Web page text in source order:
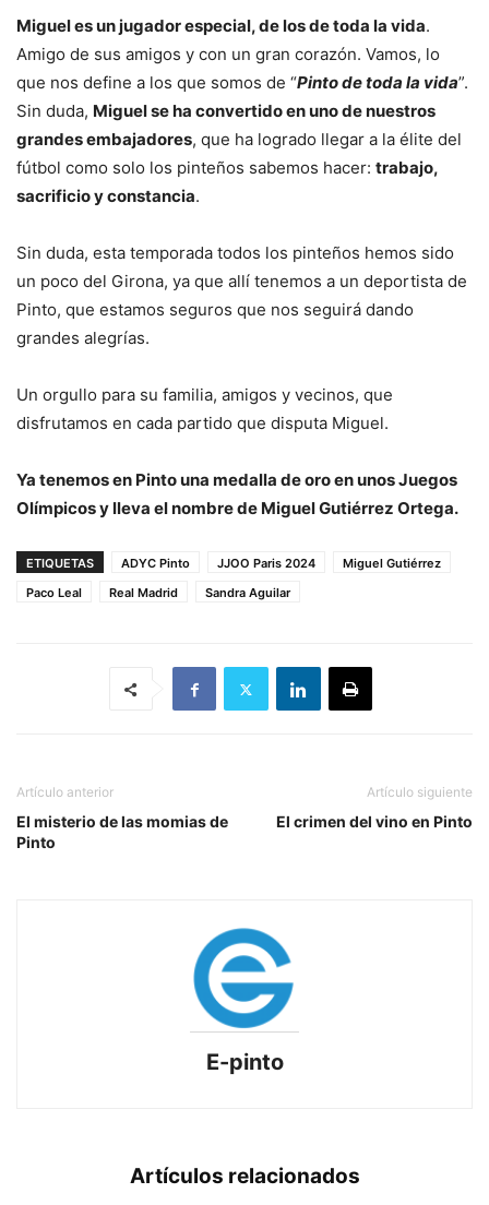
Miguel es un jugador especial, de los de toda la vida.
Amigo de sus amigos y con un gran corazón. Vamos, lo
que nos define a los que somos de “Pinto de toda la vida”.
Sin duda, Miguel se ha convertido en uno de nuestros
grandes embajadores, que ha logrado llegar a la élite del
fútbol como solo los pinteños sabemos hacer: trabajo,
sacrificio y constancia.
Sin duda, esta temporada todos los pinteños hemos sido
un poco del Girona, ya que allí tenemos a un deportista de
Pinto, que estamos seguros que nos seguirá dando
grandes alegrías.
Un orgullo para su familia, amigos y vecinos, que
disfrutamos en cada partido que disputa Miguel.
Ya tenemos en Pinto una medalla de oro en unos Juegos
Olímpicos y lleva el nombre de Miguel Gutiérrez Ortega.
ETIQUETAS ADYC Pinto JJOO Paris 2024
Miguel Gutiérrez
Paco Leal
Real Madrid Sandra Aguilar
Artículo anterior
El misterio de las momias de
Pinto
Artículo siguiente
El crimen del vino en Pinto
E-pinto
Artículos relacionados